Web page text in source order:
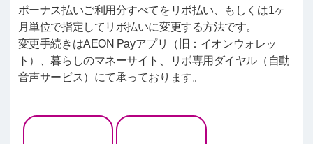
ボーナス払いご利用分すべてをリボ払い、もしくは1ヶ
月単位で指定してリボ払いに変更する方法です。
変更手続きはAEON Payアプリ（旧：イオンウォレッ
ト）、暮らしのマネーサイト、リボ専用ダイヤル（自動
音声サービス）にて承っております。